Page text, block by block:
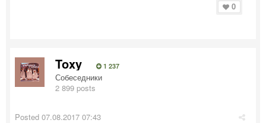
0
Toxy 1 237
Собеседники
2 899 posts
Posted 07.08.2017 07:43